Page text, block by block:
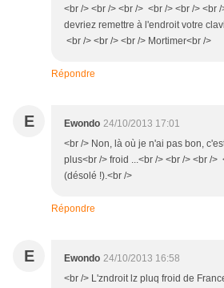
<br /> <br /> <br /> <br /> <br /> <br
devriez remettre à l'endroit votre
<br /> <br /> <br /> Mortimer<br />
Répondre
E Ewondo 24/10/2013 17:01
<br /> Non, là où je n'ai pas bon,
plus<br /> froid ...<br /> <br /> <br />
(désolé !).<br />
Répondre
E Ewondo 24/10/2013 16:58
<br /> L'zndroit lz pluq froid de